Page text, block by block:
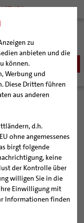
zu
anbieten und die
können.
Werbung und
Diese Dritten führen
aus anderen
d.h.
ohne angemessenes
birgt folgende
keine
der Kontrolle über
willigen Sie in die
Einwilligung mit
Informationen finden
gefunden.